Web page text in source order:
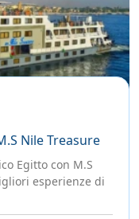
Nile Treasure
Egitto con M.S
esperienze di